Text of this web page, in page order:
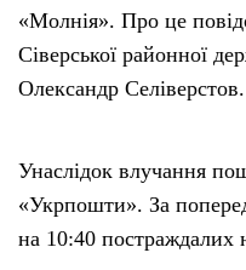
«Молнія». Про це
Сіверської районної
Олександр Селіверстов.
Унаслідок влучання
«Укрпошти». За
на 10:40 постраждалих